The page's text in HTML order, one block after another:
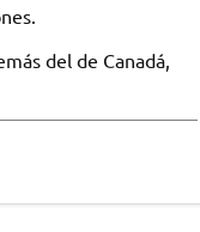
del de Canadá,